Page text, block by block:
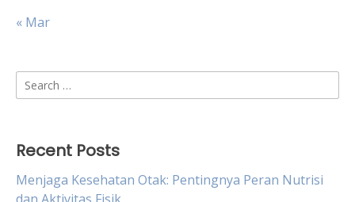
« Mar
Search
for:
Recent Posts
Menjaga Kesehatan Otak: Pentingnya Peran Nutrisi